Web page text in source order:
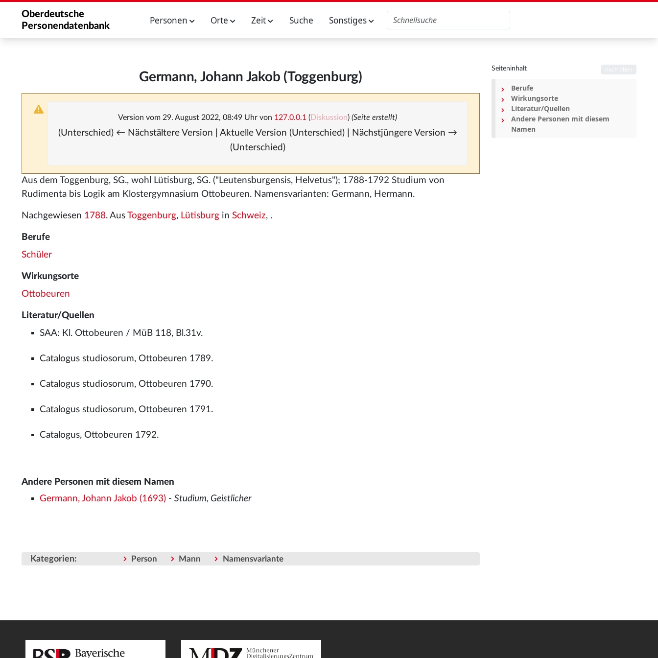
Oberdeutsche
Personendatenbank
Personen Orte Zeit Suche Sonstiges
Germann, Johann Jakob (Toggenburg)
Version vom 29. August 2022, 08:49 Uhr von 127.0.0.1 (Diskussion) (Seite erstellt)
(Unterschied) ← Nächstältere Version | Aktuelle Version (Unterschied) | Nächstjüngere Version →
(Unterschied)
Aus dem Toggenburg, SG., wohl Lütisburg, SG. ("Leutensburgensis, Helvetus"); 1788-1792 Studium von
Rudimenta bis Logik am Klostergymnasium Ottobeuren. Namensvarianten: Germann, Hermann.
Nachgewiesen 1788. Aus Toggenburg, Lütisburg in Schweiz, .
Berufe
Schüler
Wirkungsorte
Ottobeuren
Literatur/Quellen
SAA: Kl. Ottobeuren / MüB 118, Bl.31v.
Catalogus studiosorum, Ottobeuren 1789.
Catalogus studiosorum, Ottobeuren 1790.
Catalogus studiosorum, Ottobeuren 1791.
Catalogus, Ottobeuren 1792.
Andere Personen mit diesem Namen
Germann, Johann Jakob (1693) -Studium, Geistlicher
Kategorien: Person Mann Namensvariante
Seiteninhalt
Berufe
Wirkungsorte
Literatur/Quellen
Andere Personen mit diesem
Namen